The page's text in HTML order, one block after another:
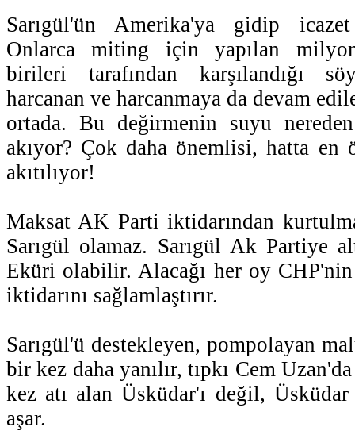
Sarıgül'ün Amerika'ya gidip
Onlarca miting için yapılan
birileri tarafından karşılandığı
harcanan ve harcanmaya da devam
ortada. Bu değirmenin suyu
akıyor? Çok daha önemlisi, hatta en
akıtılıyor!
Maksat AK Parti iktidarından
Sarıgül olamaz. Sarıgül Ak Partiye
Eküri olabilir. Alacağı her oy
iktidarını sağlamlaştırır.
Sarıgül'ü destekleyen, pompolayan
bir kez daha yanılır, tıpkı Cem
kez atı alan Üsküdar'ı değil,
aşar.